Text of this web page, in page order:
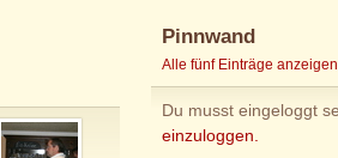
Pinnwand
Alle fünf Einträge anzeigen
Du musst eingeloggt
einzuloggen.